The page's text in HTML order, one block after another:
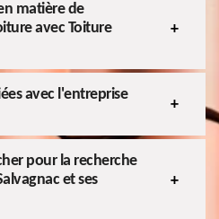
matière de
avec Toiture
avec l'entreprise
pour la recherche
et ses